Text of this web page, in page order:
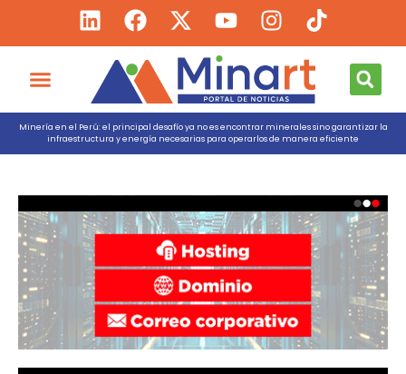
Minería en el Perú: el principal desafío ya no es encontrar minerales sino garantizar la
infraestructura y energía necesarias para operarlos de manera eficiente